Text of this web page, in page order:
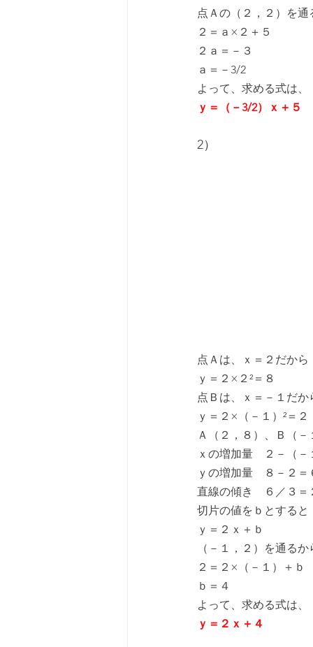
点Ａの（２，２）を通
２＝ａ×２＋５
２ａ＝－３
ａ＝－3/2
よって、求める式は、
ｙ＝（－3/2）ｘ＋５
2）
点Ａは、ｘ＝２だから
ｙ＝２×２²＝８
点Ｂは、ｘ＝－１だか
ｙ＝２×（－１）²＝２
Ａ（２，８）、Ｂ（
ｘの増加量　２－（－
ｙの増加量　８－２＝
直線の傾き　６／３＝
切片の値をｂとすると
ｙ＝２ｘ＋ｂ
（－１，２）を通るか
２＝２×（－１）＋ｂ
ｂ＝４
よって、求める式は、
ｙ＝２ｘ＋４